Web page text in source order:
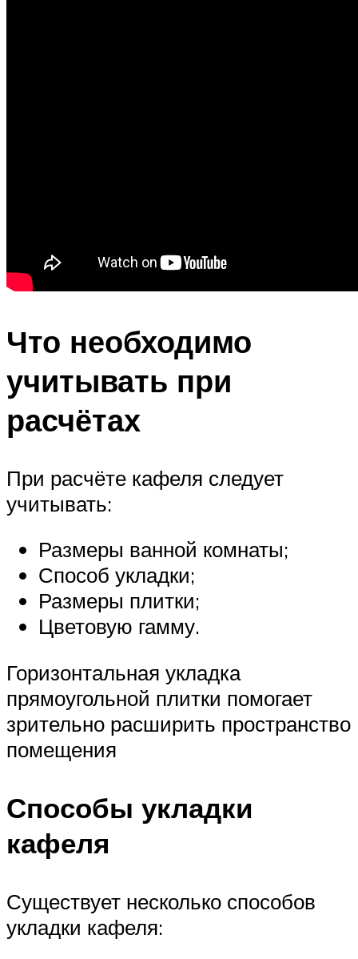
Что необходимо
учитывать при
расчётах
При расчёте кафеля следует
учитывать:
Размеры ванной комнаты;
Способ укладки;
Размеры плитки;
Цветовую гамму.
Горизонтальная укладка
прямоугольной плитки помогает
зрительно расширить пространство
помещения
Способы укладки
кафеля
Существует несколько способов
укладки кафеля: